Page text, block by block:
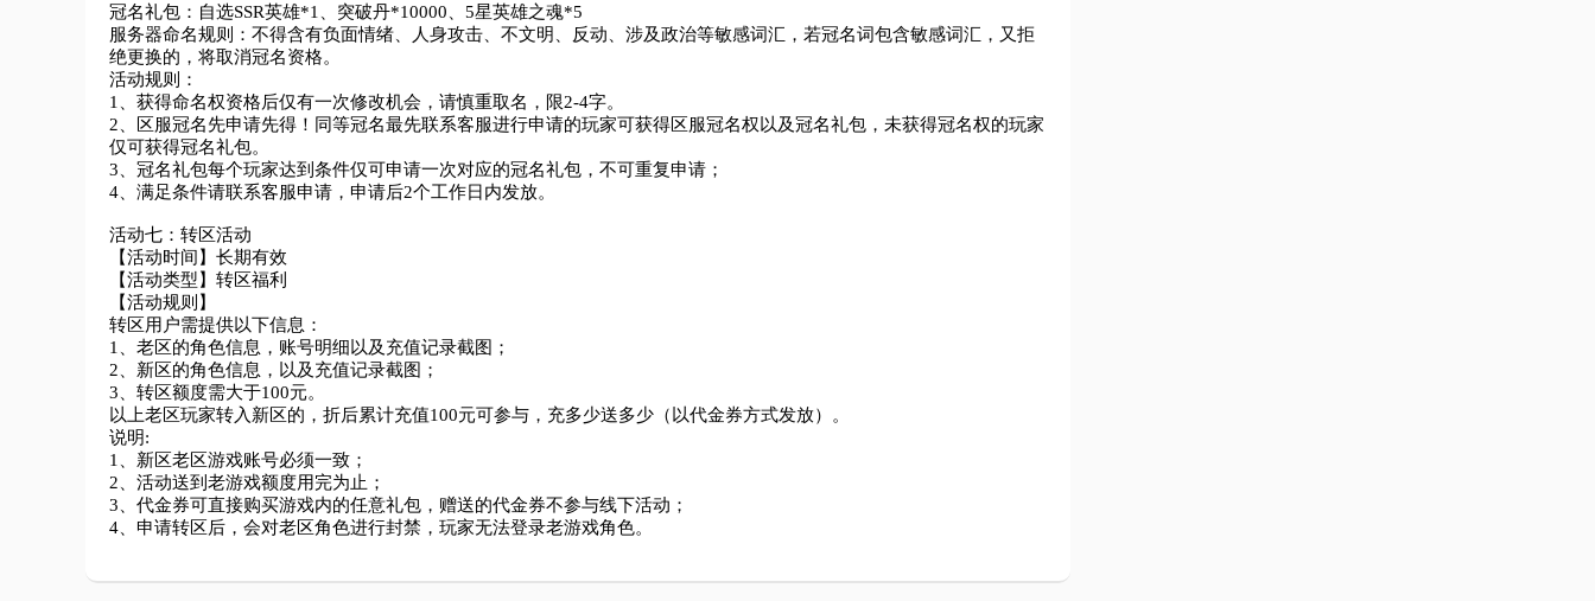
冠名礼包：自选SSR英雄*1、突破丹*10000、5星英雄之魂*5
服务器命名规则：不得含有负面情绪、人身攻击、不文明、反动、涉及政治等敏感词汇，若冠名词包含敏感词汇，又拒
绝更换的，将取消冠名资格。
活动规则：
1、获得命名权资格后仅有一次修改机会，请慎重取名，限2-4字。
2、区服冠名先申请先得！同等冠名最先联系客服进行申请的玩家可获得区服冠名权以及冠名礼包，未获得冠名权的玩家
仅可获得冠名礼包。
3、冠名礼包每个玩家达到条件仅可申请一次对应的冠名礼包，不可重复申请；
4、满足条件请联系客服申请，申请后2个工作日内发放。
活动七：转区活动
【活动时间】长期有效
【活动类型】转区福利
【活动规则】
转区用户需提供以下信息：
1、老区的角色信息，账号明细以及充值记录截图；
2、新区的角色信息，以及充值记录截图；
3、转区额度需大于100元。
以上老区玩家转入新区的，折后累计充值100元可参与，充多少送多少（以代金券方式发放）。
说明:
1、新区老区游戏账号必须一致；
2、活动送到老游戏额度用完为止；
3、代金券可直接购买游戏内的任意礼包，赠送的代金券不参与线下活动；
4、申请转区后，会对老区角色进行封禁，玩家无法登录老游戏角色。